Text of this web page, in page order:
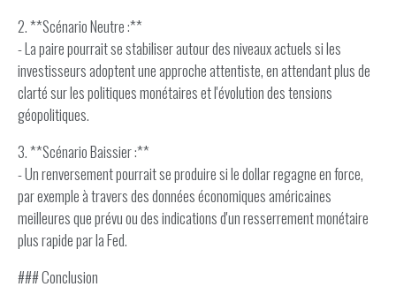
2. **Scénario Neutre :**
- La paire pourrait se stabiliser autour des niveaux actuels si les
investisseurs adoptent une approche attentiste, en attendant plus de
clarté sur les politiques monétaires et l'évolution des tensions
géopolitiques.
3. **Scénario Baissier :**
- Un renversement pourrait se produire si le dollar regagne en force,
par exemple à travers des données économiques américaines
meilleures que prévu ou des indications d'un resserrement monétaire
plus rapide par la Fed.
### Conclusion